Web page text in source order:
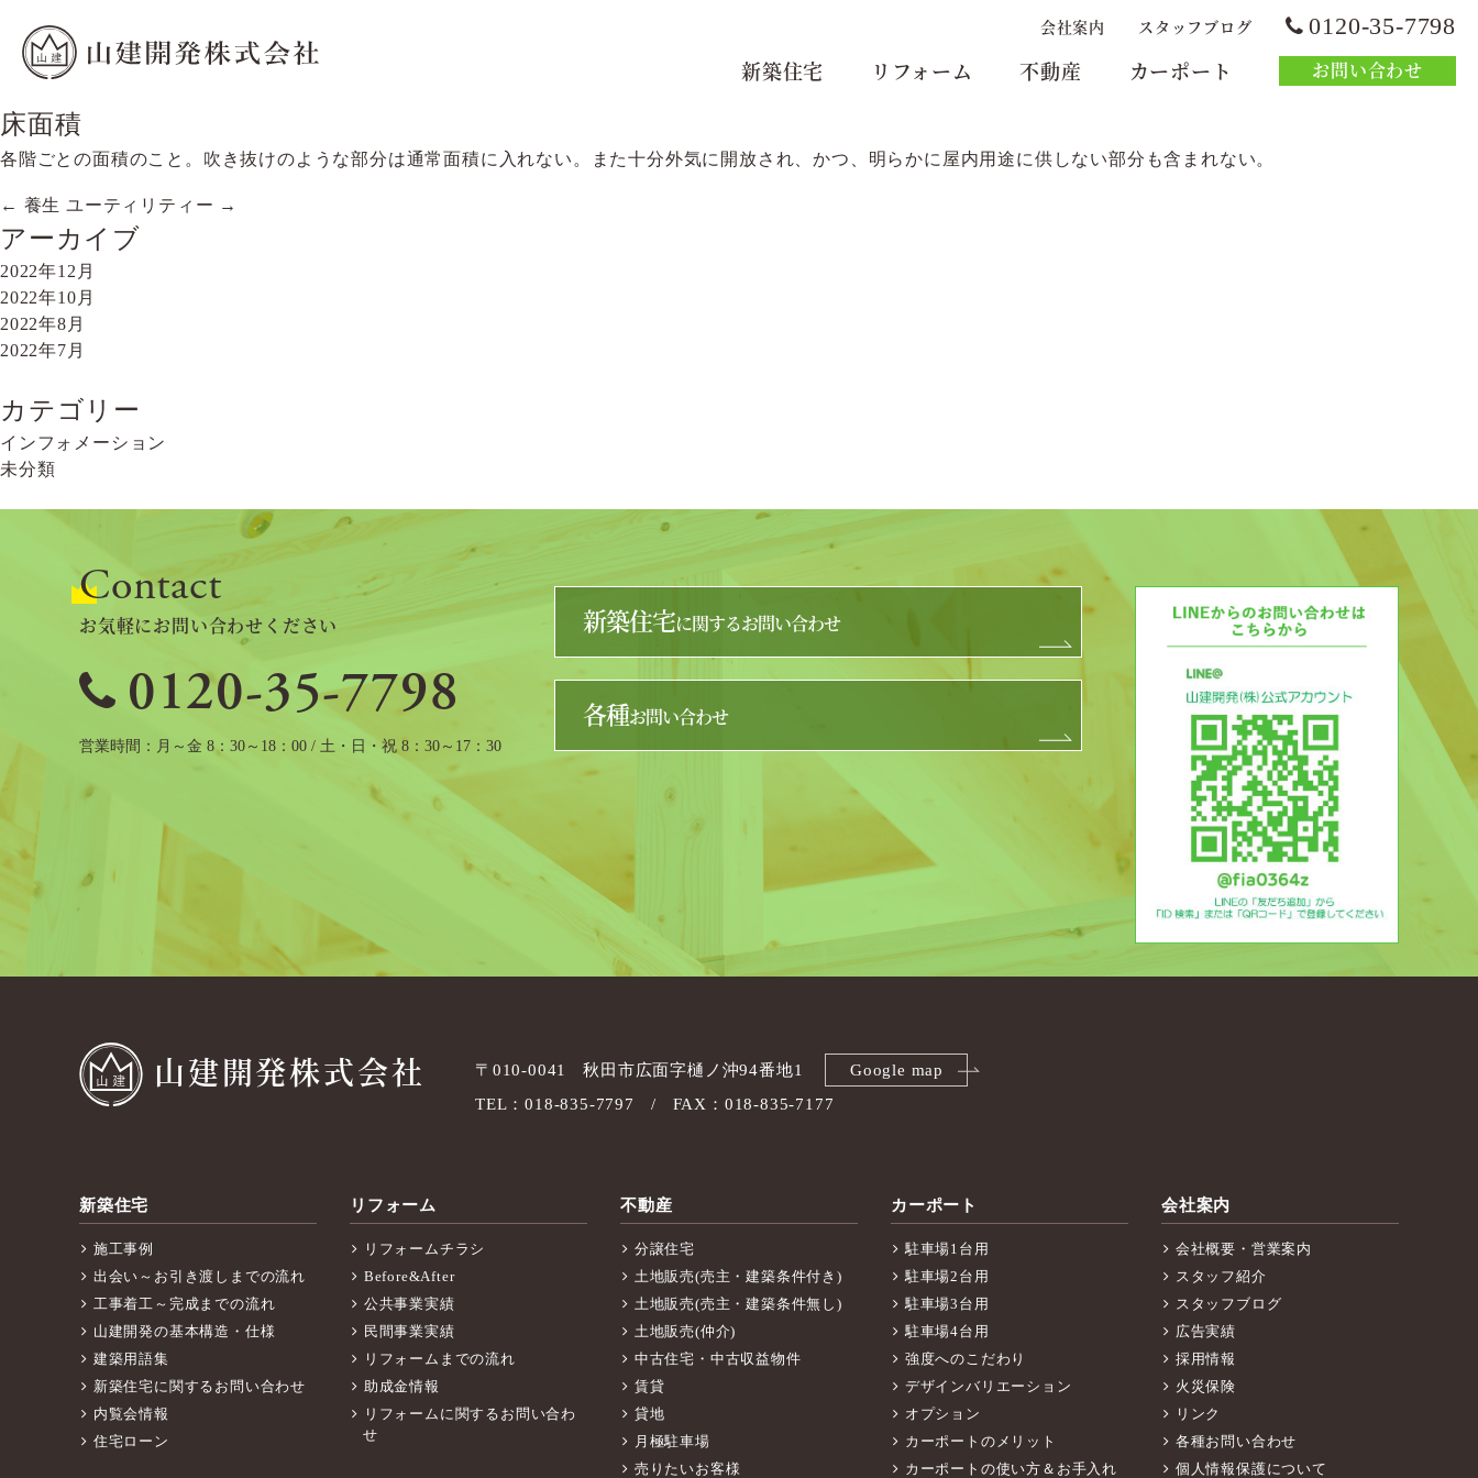
新築住宅 リフォーム 不動産 カーポート お問い合わせ
会社案内 スタッフブログ 0120-35-7798
床面積
各階ごとの面積のこと。吹き抜けのような部分は通常面積に入れない。また十分外気に開放され、かつ、明らかに屋内用途に供しない部分も含まれない。
投
稿
ナ
ビ
ー
シ
← 養生 ユーティリティー →
アーカイブ
2022年12月
2022年10月
2022年8月
2022年7月
カテゴリー
インフォメーション
未分類
Contact
お気軽にお問い合わせください
0120-35-7798
営業時間 月～金 8：30～18：00 / 土・日・祝 8：30～17：30
新築住宅に関するお問い合わせ
各種お問い合わせ
山建開発株式会社 〒010-0041 秋田市広面字樋ノ沖94番地1
Google map
TEL：018-835-7797
FAX：018-835-7177
新築住宅
施工事例
出会い～お引き渡しまでの流れ
工事着工～完成までの流れ
山建開発の基本構造・仕様
建築用語集
新築住宅に関するお問い合わせ
内覧会情報
住宅ローン
リフォーム
リフォームチラシ
Before&After
公共事業実績
民間事業実績
リフォームまでの流れ
助成金情報
リフォームに関するお問い合わ
せ
不動産
分譲住宅
土地販売(売主・建築条件付き)
土地販売(売主・建築条件無し)
土地販売(仲介)
中古住宅・中古収益物件
賃貸
貸地
月極駐車場
売りたいお客様
カーポート
駐車場1台用
駐車場2台用
駐車場3台用
駐車場4台用
強度へのこだわり
デザインバリエーション
オプション
カーポートのメリット
カーポートの使い方＆お手入れ
会社案内
会社概要・営業案内
スタッフ紹介
スタッフブログ
広告実績
採用情報
火災保険
リンク
各種お問い合わせ
個人情報保護について